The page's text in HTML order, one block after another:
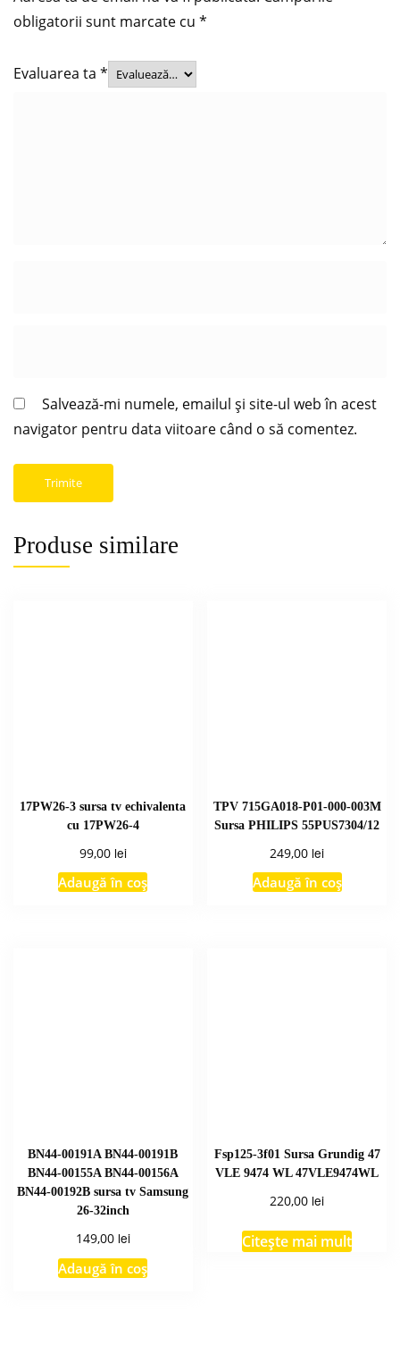
obligatorii sunt marcate cu *
Evaluarea ta *
Salvează-mi numele, emailul și site-ul web în acest
navigator pentru data viitoare când o să comentez.
Produse similare
17PW26-3 sursa tv echivalenta
cu 17PW26-4
99,00 lei
Adaugă în coș
TPV 715GA018-P01-000-003M
Sursa PHILIPS 55PUS7304/12
249,00 lei
Adaugă în coș
BN44-00191A BN44-00191B
BN44-00155A BN44-00156A
BN44-00192B sursa tv Samsung
26-32inch
149,00 lei
Adaugă în coș
Fsp125-3f01 Sursa Grundig 47
VLE 9474 WL 47VLE9474WL
220,00 lei
Citește mai mult